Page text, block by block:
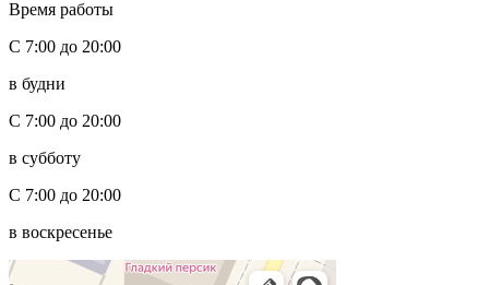
Время работы
С 7:00 до 20:00
в будни
С 7:00 до 20:00
в субботу
С 7:00 до 20:00
в воскресенье